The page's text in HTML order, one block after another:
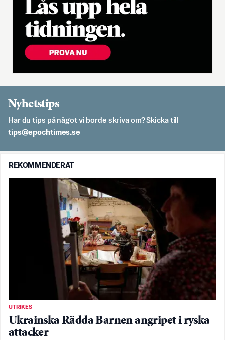
Nyhetstips
Har du tips på något vi borde skriva om? Skicka till
es.semithcope@spit
REKOMMENDERAT
UTRIKES
Ukrainska Rädda Barnen angripet i ryska
attacker